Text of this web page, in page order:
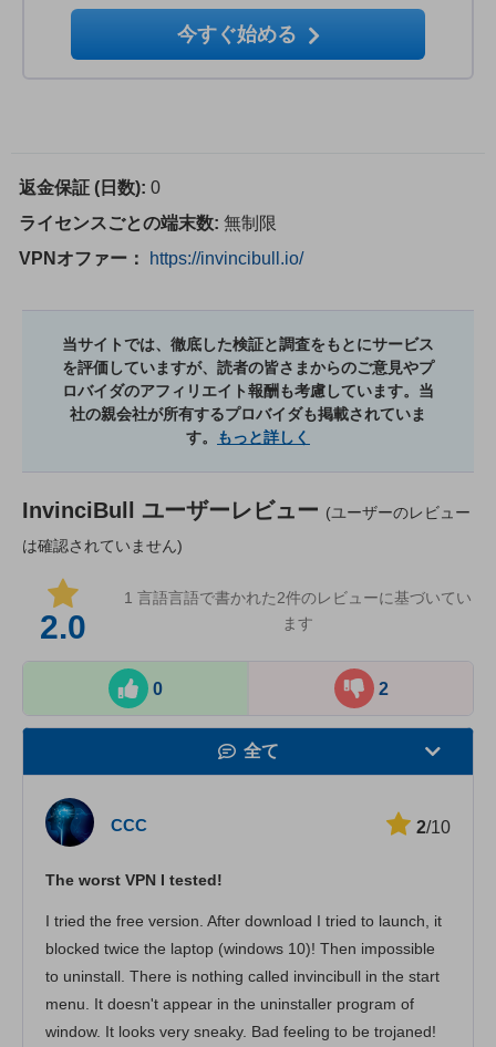
今すぐ始める
返金保証 (日数): 0
ライセンスごとの端末数: 無制限
VPNオファー：
https://invincibull.io/
当サイトでは、徹底した検証と調査をもとにサービス
を評価していますが、読者の皆さまからのご意見やプ
ロバイダのアフィリエイト報酬も考慮しています。当
社の親会社が所有するプロバイダも掲載されていま
す。
もっと詳しく
InvinciBull ユーザーレビュー (ユーザーのレビュー
は確認されていません)
2.0
1 言語言語で書かれた2件のレビューに基づいてい
ます
0 2
全て
カスタマーサポ
CCC 2/10
The worst VPN I tested!
I tried the free version. After download I tried to launch, it
blocked twice the laptop (windows 10)! Then impossible
to uninstall. There is nothing called invincibull in the start
menu. It doesn't appear in the uninstaller program of
window. It looks very sneaky. Bad feeling to be trojaned!